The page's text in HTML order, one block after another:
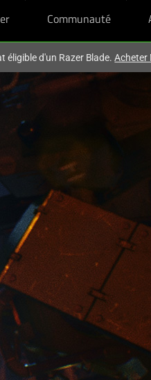
Communauté
éligible d'un Razer Blade.Acheter